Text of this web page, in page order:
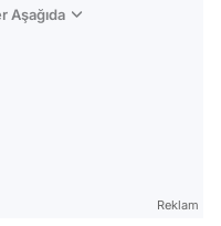
Aşağıda
Reklam